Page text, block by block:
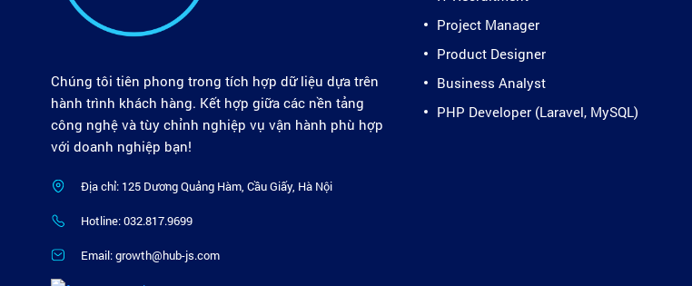
Chúng tôi tiên phong trong tích hợp dữ liệu dựa trên
hành trình khách hàng. Kết hợp giữa các nền tảng
công nghệ và tùy chỉnh nghiệp vụ vận hành phù hợp
với doanh nghiệp bạn!
Địa chỉ: 125 Dương Quảng Hàm, Cầu Giấy, Hà Nội
Hotline: 032.817.9699
Email: growth@hub-js.com
Project Manager
Product Designer
Business Analyst
PHP Developer (Laravel, MySQL)